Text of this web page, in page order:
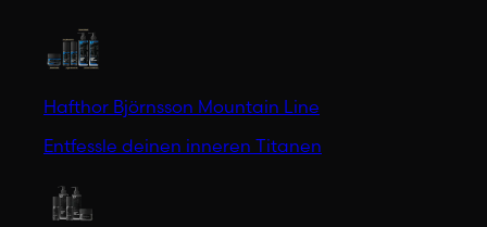
Hafthor Björnsson Mountain Line
Entfessle deinen inneren Titanen